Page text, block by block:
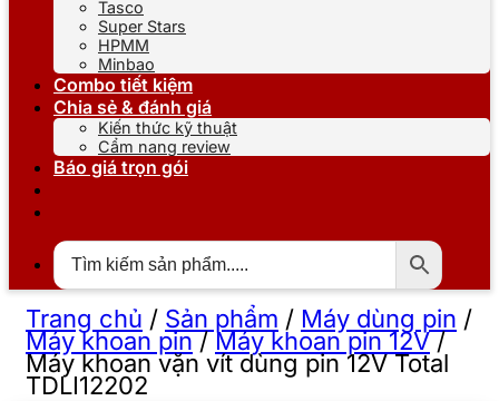
Tasco
Super Stars
HPMM
Minbao
Combo tiết kiệm
Chia sẻ & đánh giá
Kiến thức kỹ thuật
Cẩm nang review
Báo giá trọn gói
Trang chủ / Sản phẩm / Máy dùng pin /
Máy khoan pin/Máy khoan pin 12V/
Máy khoan vặn vít dùng pin 12V Total
TDLI12202